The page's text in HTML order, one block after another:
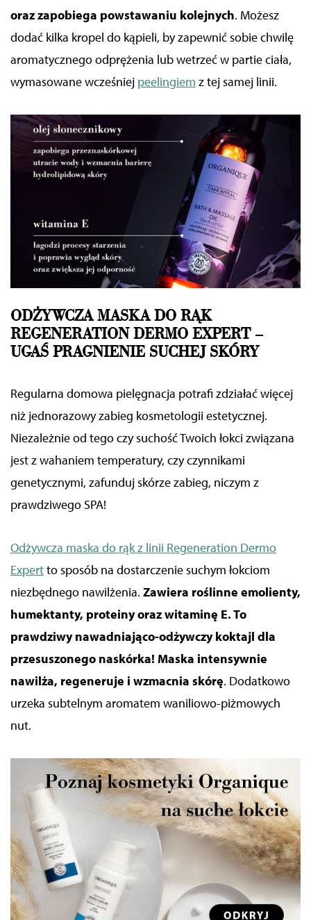
oraz zapobiega powstawaniu kolejnych. Możesz
dodać kilka kropel do kąpieli, by zapewnić sobie chwilę
aromatycznego odprężenia lub wetrzeć w partie ciała,
wymasowane wcześniej peelingiem z tej samej linii.
ODŻYWCZA MASKA DO RĄK
REGENERATION DERMO EXPERT –
UGAŚ PRAGNIENIE SUCHEJ SKÓRY
Regularna domowa pielęgnacja potrafizdziałać więcej
niż jednorazowy zabieg kosmetologii estetycznej.
Niezależnie od tego czy suchość Twoich łokci związana
jest z wahaniem temperatury, czy czynnikami
genetycznymi, zafunduj skórze zabieg, niczym z
prawdziwego SPA!
Odżywcza maska do rąk z linii Regeneration Dermo
Expertto sposób na dostarczenie suchym łokciom
niezbędnego nawilżenia. Zawiera roślinne emolienty,
humektanty, proteiny oraz witaminę E. To
prawdziwy nawadniająco-odżywczy koktajl dla
przesuszonego naskórka! Maska intensywnie
nawilża, regeneruje i wzmacnia skórę. Dodatkowo
urzeka subtelnym aromatem waniliowo-piżmowych
nut.